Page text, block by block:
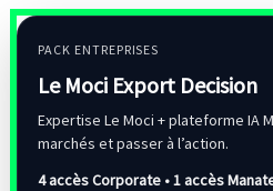
PACK ENTREPRISES
Le Moci Export Decision
Expertise Le Moci + plateforme IA
marchés et passer à l’action.
4 accès Corporate • 1 accès